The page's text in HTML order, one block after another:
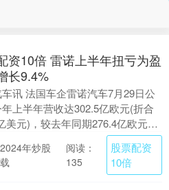
资10倍 雷诺上半年扭亏为盈
长9.4%
讯 法国车企雷诺汽车7月29日公
上半年营收达302.5亿欧元(折合
美元)，较去年同期276.4亿欧元上
，增长动力来源于为合....
年炒股
阅读：
135
股票配资
10倍